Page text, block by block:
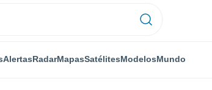
AlertasRadarMapasSatélitesModelosMundo